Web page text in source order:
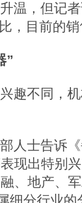
，但记者
，目前的
”
不同，机
士告诉《
现出特别
、地产、